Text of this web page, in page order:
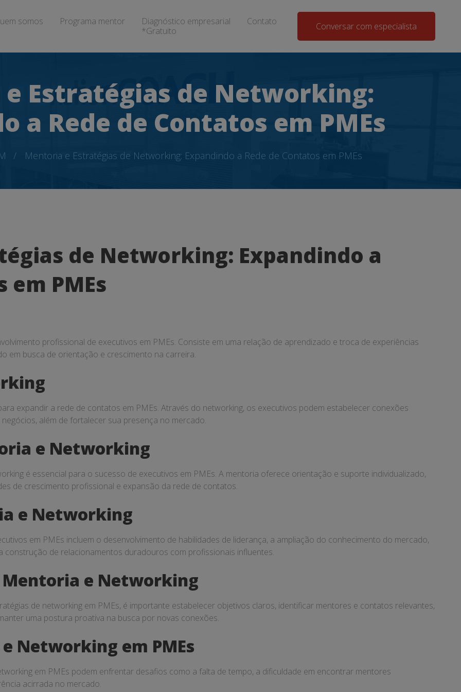
somos Programa mentor
Diagnóstico empresarial
*Gratuito
Contato Conversar com especialista
Estratégias de Networking:
a Rede de Contatos em PMEs
Mentoria e Estratégias de Networking: Expandindo a Rede de Contatos em PMEs
de Networking: Expandindo a
em PMEs
profissional de executivos em PMEs. Consiste em uma relação de aprendizado e troca de experiências
em busca de orientação e crescimento na carreira.
expandir a rede de contatos em PMEs. Através do networking, os executivos podem estabelecer conexões
além de fortalecer sua presença no mercado.
e Networking
é essencial para o sucesso de executivos em PMEs. A mentoria oferece orientação e suporte individualizado,
de crescimento profissional e expansão da rede de contatos.
e Networking
em PMEs incluem o desenvolvimento de habilidades de liderança, a ampliação do conhecimento do mercado,
de relacionamentos duradouros com profissionais influentes.
e Networking
de networking em PMEs, é importante estabelecer objetivos claros, identificar mentores e contatos relevantes,
uma postura proativa na busca por novas conexões.
Networking em PMEs
em PMEs podem enfrentar desafios como a falta de tempo, a dificuldade em encontrar mentores
acirrada no mercado.